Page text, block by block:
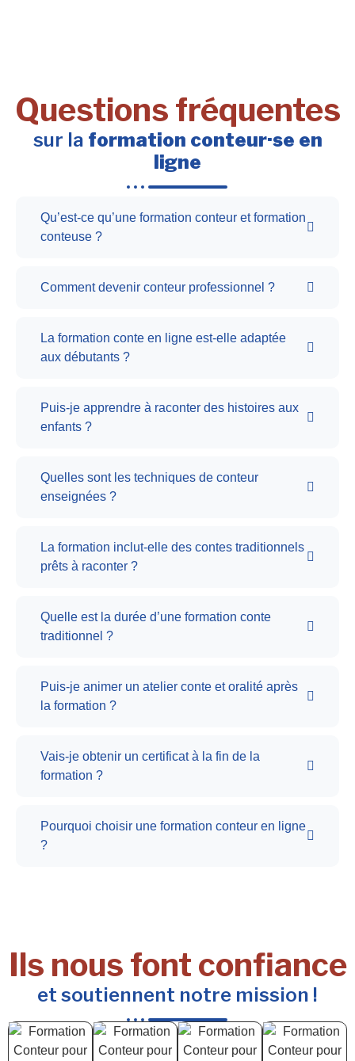
Questions fréquentes
sur la formation conteur·se en
ligne
Qu’est-ce qu’une formation conteur et formation
conteuse ?
Comment devenir conteur professionnel ?
La formation conte en ligne est-elle adaptée
aux débutants ?
Puis-je apprendre à raconter des histoires aux
enfants ?
Quelles sont les techniques de conteur
enseignées ?
La formation inclut-elle des contes traditionnels
prêts à raconter ?
Quelle est la durée d’une formation conte
traditionnel ?
Puis-je animer un atelier conte et oralité après
la formation ?
Vais-je obtenir un certificat à la fin de la
formation ?
Pourquoi choisir une formation conteur en ligne
?
Ils nous font confiance
et soutiennent notre mission !